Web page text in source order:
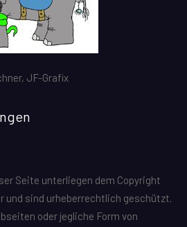
JF-Grafix
Seite unterliegen dem Copyright
und sind urheberrechtlich geschützt.
oder jegliche Form von